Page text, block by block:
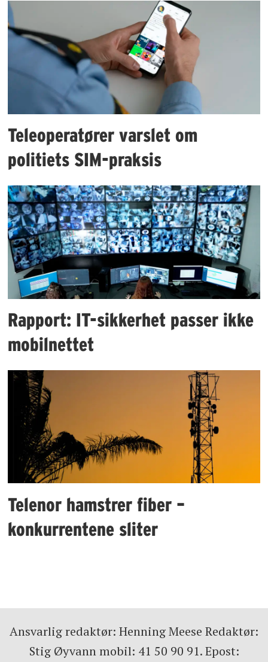
Teleoperatører varslet om
politiets SIM-praksis
Rapport: IT-sikkerhet passer ikke
mobilnettet
Telenor hamstrer fiber –
konkurrentene sliter
Ansvarlig redaktør: Henning Meese Redaktør:
Stig Øyvann mobil: 41 50 90 91. Epost: